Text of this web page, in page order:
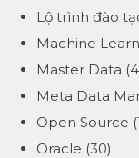
Lộ trình đào
Machine
Master Data
Meta Data
Open Source
Oracle (30)